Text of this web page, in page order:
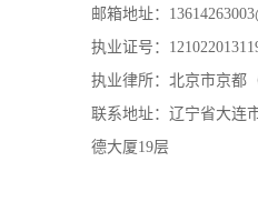
邮箱地址：
执业证号：
执业律所：北京市京都
联系地址：辽宁省大连
德大厦19层